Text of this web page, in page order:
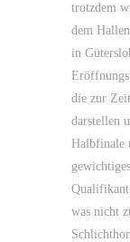
trotzdem
dem
in
die zur
darstellen
Halbfinale
was nicht